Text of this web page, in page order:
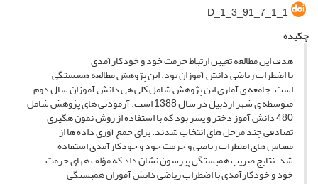
D_1_3_91_7_1_1
چکیده
هدف این مطالعه تعیین ارتباط حرمت خود و خودکارآمدی
با اضطراب ریاضی دانش آموزان بود. این پژوهش مطالعه همبستگی
است. جامعه ی آماری این پژوهش شامل کلی هی دانش آموزان سال دوم
متوسطه ی شهر اردبیل در سال 1388 است. آزمودنی های پژوهش شامل
480 دانش آموز دختر و پسر بود که با استفاده از روش نمون هگیری
تصادفی چند مرحل های انتخاب شدند. برای جمع آوری داده ها از
مقیاس های اضطراب ریاضی و حرمت خود و خودکارآمدی استفاده
شد. نتایج ضریب همبستگی پیرسون نشان داد که مؤلف ههای حرمت
خود و خودکارآمدی با اضطراب ریاضی دانش آموزان همبستگی